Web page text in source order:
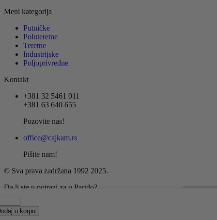
65u korpu
Meni kategorija
Putničke
Poluteretne
Teretne
Industrijske
Poljoprivredne
Kontakt
+381 32 5461 011
+381 63 640 655
Pozovite nas!
office@cajkam.rs
Pišite nam!
© Sva prava zadržana 1992 2025.
Da li ste u potrazi za u Partdo?